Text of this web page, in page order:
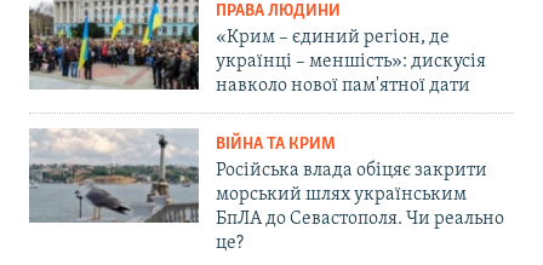
ПРАВА ЛЮДИНИ
«Крим – єдиний регіон, де
українці – меншість»: дискусія
навколо нової пам'ятної дати
ВІЙНА ТА КРИМ
Російська влада обіцяє закрити
морський шлях українським
БпЛА до Севастополя. Чи реально
це?